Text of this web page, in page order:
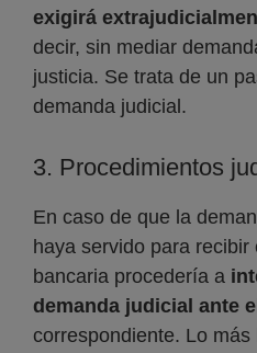
exigirá
decir, sin mediar
justicia. Se trata de un
demanda judicial.
3. Procedimientos
En caso de que la
haya servido para recibir
bancaria procedería a
demanda judicial ante
correspondiente. Lo